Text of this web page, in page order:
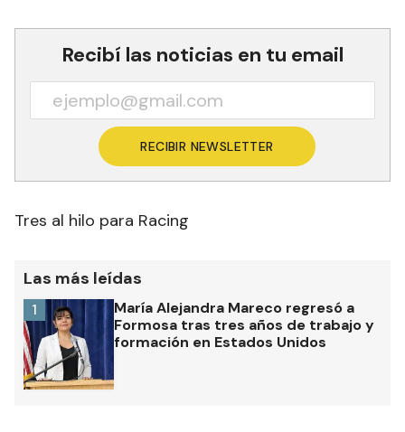
Recibí las noticias en tu email
RECIBIR NEWSLETTER
Tres al hilo para Racing
Las más leídas
María Alejandra Mareco regresó a
Formosa tras tres años de trabajo y
formación en Estados Unidos
1